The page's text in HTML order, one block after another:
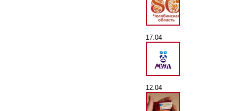
17.04
12.04